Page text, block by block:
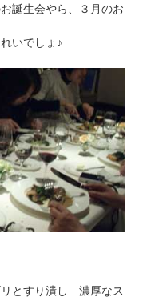
誕生会やら、３月のお
いでしょ♪
とすり潰し 濃厚なス